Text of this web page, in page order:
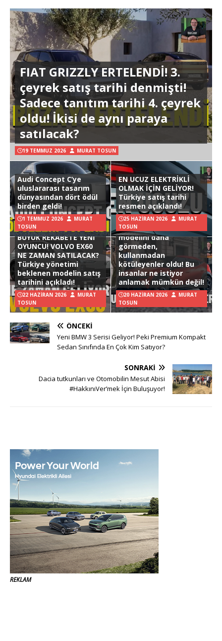
FIAT GRIZZLY ERTELENDİ! 3.
çeyrek satış tarihi denmişti!
Sadece tanıtım tarihi 4. çeyrek
oldu! İkisi de aynı paraya
satılacak?
19 TEMMUZ 2026 MURAT TOSUN
Audi Concept C’ye
uluslararası tasarım
dünyasından dört ödül
birden geldi!
1 TEMMUZ 2026
MURAT
TOSUN
EN UCUZ ELEKTRİKLİ
OLMAK İÇİN GELİYOR!
Türkiye satış tarihi
resmen açıklandı!
25 HAZIRAN 2026
MURAT
TOSUN
BÜYÜK REKABETE YENİ
OYUNCU! VOLVO EX60
NE ZAMAN SATILACAK?
Türkiye yönetimi
beklenen modelin satış
tarihini açıkladı!
22 HAZIRAN 2026
MURAT
TOSUN
Hyundai Ioniq 3
modelini daha
görmeden,
kullanmadan
kötüleyenler oldu! Bu
insanlar ne istiyor
anlamak mümkün değil!
20 HAZIRAN 2026
MURAT
TOSUN
ÖNCEKI
Yeni BMW 3 Serisi Geliyor! Peki Premium Kompakt
Sedan Sınıfında En Çok Kim Satıyor?
SONRAKI
Dacia tutkunları ve Otomobilin Mesut Abisi
#HakkınıVer’mek İçin Buluşuyor!
REKLAM